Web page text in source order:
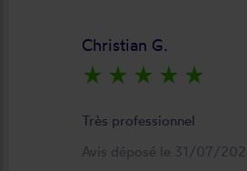
Christian G.
star_rate star_rate star_rate star_rate star_rate
Très professionnel
Avis déposé le 31/07/